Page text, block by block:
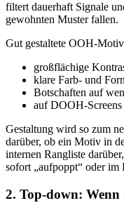
filtert dauerhaft Signale
gewohnten Muster fallen.
Gut gestaltete OOH-
großflächige
klare Farb- und
Botschaften auf
auf DOOH-
Gestaltung wird so zum
darüber, ob ein Motiv in
internen Rangliste
sofort „aufpoppt“ oder im
2. Top-down: Wenn